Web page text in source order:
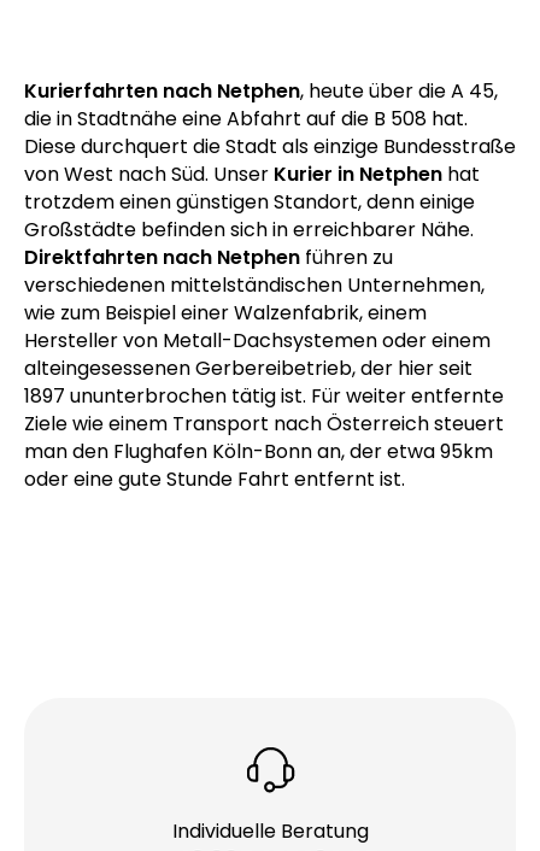
Heimatmuseum
Kurierfahrten nach Netphen, heute über die A 45,
die in Stadtnähe eine Abfahrt auf die B 508 hat.
Diese durchquert die Stadt als einzige Bundesstraße
von West nach Süd. UnserKurier in Netphenhat
trotzdem einen günstigen Standort, denn einige
Großstädte befinden sich in erreichbarer Nähe.
Direktfahrten nach Netphenführen zu
verschiedenen mittelständischen Unternehmen,
wie zum Beispiel einer Walzenfabrik, einem
Hersteller von Metall-Dachsystemen oder einem
alteingesessenen Gerbereibetrieb, der hier seit